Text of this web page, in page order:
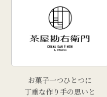
お菓子一つひとつに
丁重な作り手の思いと